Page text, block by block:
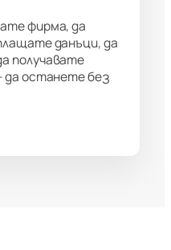
фирма, да
данъци, да
получавате
да останете без